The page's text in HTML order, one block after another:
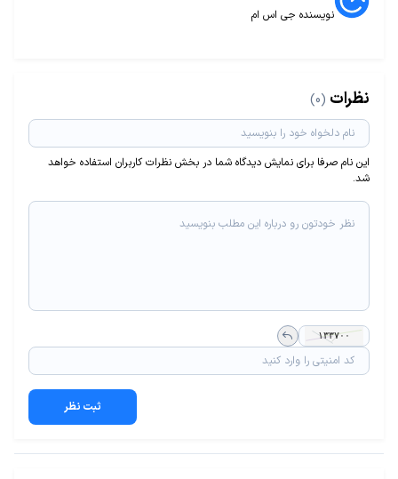
نویسنده جی اس ام
نظرات (0)
این نام صرفا برای نمایش دیدگاه شما در بخش نظرات کاربران استفاده خواهد
شد.
ثبت نظر